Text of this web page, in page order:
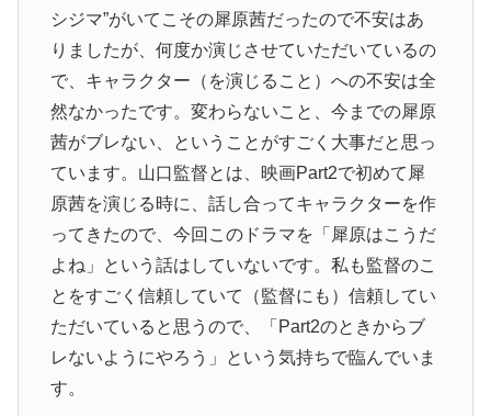
シジマ”がいてこその犀原茜だったので不安はあ
りましたが、何度か演じさせていただいているの
で、キャラクター（を演じること）への不安は全
然なかったです。変わらないこと、今までの犀原
茜がブレない、ということがすごく大事だと思っ
ています。山口監督とは、映画Part2で初めて犀
原茜を演じる時に、話し合ってキャラクターを作
ってきたので、今回このドラマを「犀原はこうだ
よね」という話はしていないです。私も監督のこ
とをすごく信頼していて（監督にも）信頼してい
ただいていると思うので、「Part2のときからブ
レないようにやろう」という気持ちで臨んでいま
す。